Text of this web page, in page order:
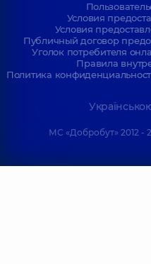
Условия
Условия
Публичный договор
Уголок потребителя
Правила
Политика
МС «Добробут» 2012 -